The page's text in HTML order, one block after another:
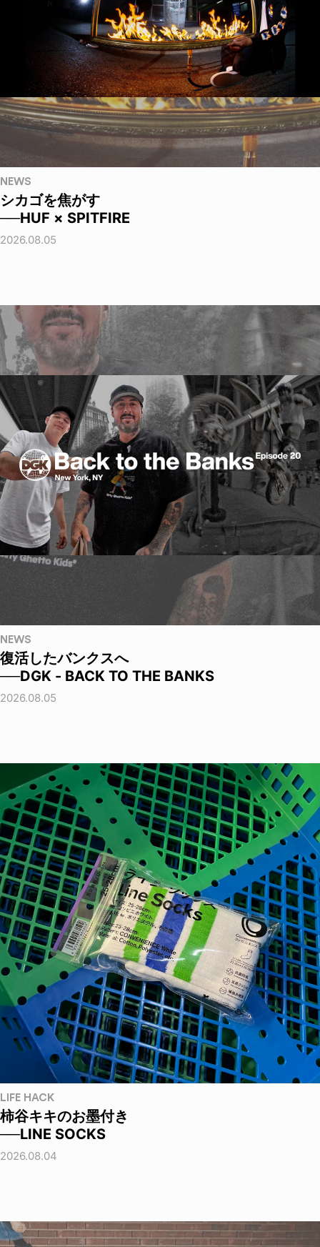
NEWS
シカゴを焦がす
──HUF × SPITFIRE
2026.08.05
NEWS
復活したバンクスへ
──DGK - BACK TO THE BANKS
2026.08.05
LIFE HACK
柿谷キキのお墨付き
──LINE SOCKS
2026.08.04